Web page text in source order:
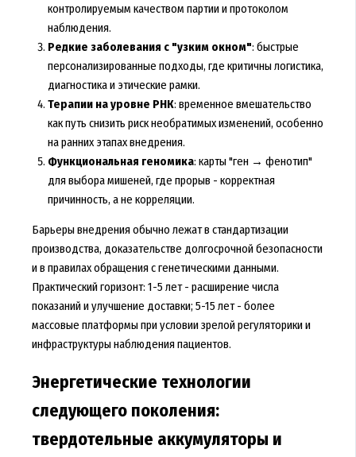
контролируемым качеством партии и протоколом
наблюдения.
Редкие заболевания с "узким окном": быстрые
персонализированные подходы, где критичны логистика,
диагностика и этические рамки.
Терапии на уровне РНК: временное вмешательство
как путь снизить риск необратимых изменений, особенно
на ранних этапах внедрения.
Функциональная геномика: карты "ген → фенотип"
для выбора мишеней, где прорыв - корректная
причинность, а не корреляции.
Барьеры внедрения обычно лежат в стандартизации
производства, доказательстве долгосрочной безопасности
и в правилах обращения с генетическими данными.
Практический горизонт: 1-5 лет - расширение числа
показаний и улучшение доставки; 5-15 лет - более
массовые платформы при условии зрелой регуляторики и
инфраструктуры наблюдения пациентов.
Энергетические технологии
следующего поколения:
твердотельные аккумуляторы и